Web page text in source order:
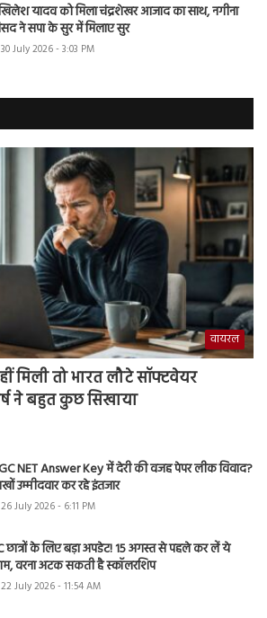
यादव को मिला चंद्रशेखर आजाद का साथ, नगीना
ने सपा के सुर में मिलाए सुर
30 July 2026 - 3:03 PM
वायरल
मिली तो भारत लौटे सॉफ्टवेयर
ने बहुत कुछ सिखाया
NET Answer Key में देरी की वजह पेपर लीक विवाद?
उम्मीदवार कर रहे इंतजार
26 July 2026 - 6:11 PM
छात्रों के लिए बड़ा अपडेट! 15 अगस्त से पहले कर लें ये
वरना अटक सकती है स्कॉलरशिप
22 July 2026 - 11:54 AM